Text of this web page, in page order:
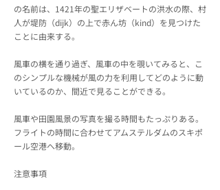
の名前は、1421年の聖エリザベートの洪水の際、村
人が堤防（dijk）の上で赤ん坊（kind）を見つけた
ことに由来する。
風車の横を通り過ぎ、風車の中を覗いてみると、こ
のシンプルな機械が風の力を利用してどのように動
いているのか、間近で見ることができる。
風車や田園風景の写真を撮る時間もたっぷりある。
フライトの時間に合わせてアムステルダムのスキポ
ール空港へ移動。
注意事項